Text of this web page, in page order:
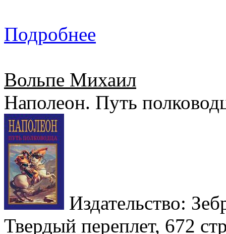
Подробнее
Вольпе Михаил
Наполеон. Путь
Издательство:
Твердый переплет, 672